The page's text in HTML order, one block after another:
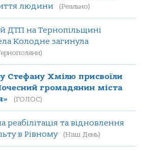
людини
(Реально)
ДТП на Тернопільщині
Колодне загинула
Стефану Хмілю присвоїли
громадянин міста
(ГОЛОС)
реабілітація та відновлення
в Рівному
(Наш День)